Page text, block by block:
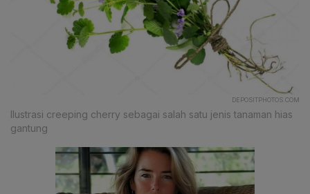
DEPOSITPHOTOS.COM
Ilustrasi creeping cherry sebagai salah satu jenis tanaman hias
gantung